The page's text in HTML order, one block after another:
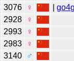
3076 ♀ |
2928
♀
2993
♀
2983
♀
3140
♂